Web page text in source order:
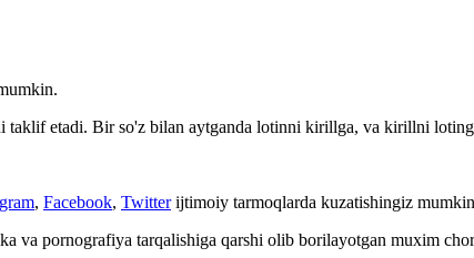
etadi. Bir so'z bilan aytganda lotinni kirillga, va kirillni
, Facebook, Twitter ijtimoiy tarmoqlarda kuzatishingiz
va pornografiya tarqalishiga qarshi olib borilayotgan muxim